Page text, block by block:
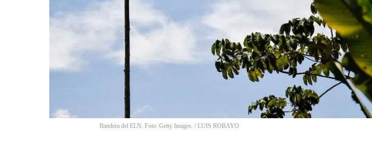
Bandera del ELN. Foto: Getty Images. / LUIS ROBAYO